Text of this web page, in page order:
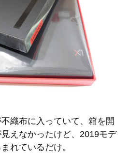
織布に入っていて、箱を開
えなかったけど、2019モデ
れているだけ。